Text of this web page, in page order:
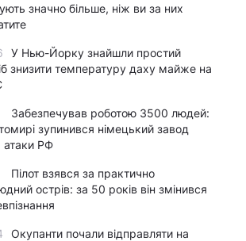
значно більше, ніж ви за них
У Нью-Йорку знайшли простий
знизити температуру даху майже на
Забезпечував роботою 3500 людей:
зупинився німецький завод
атаки РФ
Пілот взявся за практично
острів: за 50 років він змінився
Окупанти почали відправляти на